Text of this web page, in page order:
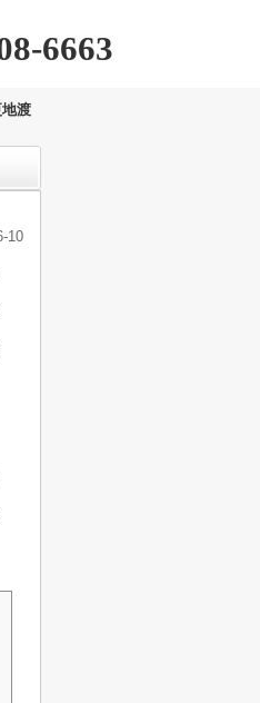
6663
渡
10